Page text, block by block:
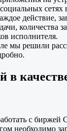
сетях
действие,
количества
исполнителя.
мы решили
в
с биржей
необходимо